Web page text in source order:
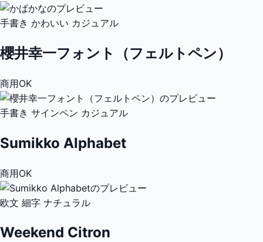
手書き かわいい カジュアル
櫻井幸一フォント（フェルトペン）
商用OK
手書き サインペン カジュアル
Sumikko Alphabet
商用OK
欧文 細字 ナチュラル
Weekend Citron